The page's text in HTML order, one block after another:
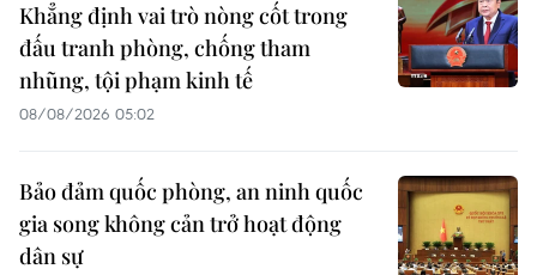
Khẳng định vai trò nòng cốt trong
đấu tranh phòng, chống tham
nhũng, tội phạm kinh tế
08/08/2026 05:02
Bảo đảm quốc phòng, an ninh quốc
gia song không cản trở hoạt động
dân sự